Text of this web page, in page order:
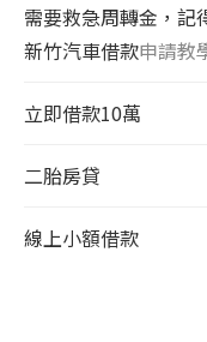
需要救急周轉金，記
新竹汽車借款申請教
立即借款10萬
二胎房貸
線上小額借款